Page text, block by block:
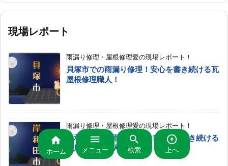
現場レポート
雨漏り修理・屋根修理愛の現場レポート！
貝塚市での雨漏り修理！安心を書き続ける瓦
屋根修理職人！
雨漏り修理・屋根修理愛の現場レポート！
岸和田市での雨漏り修理！安心を書き続ける
瓦屋根修理職人！

ホーム

メニュー

検索

上へ